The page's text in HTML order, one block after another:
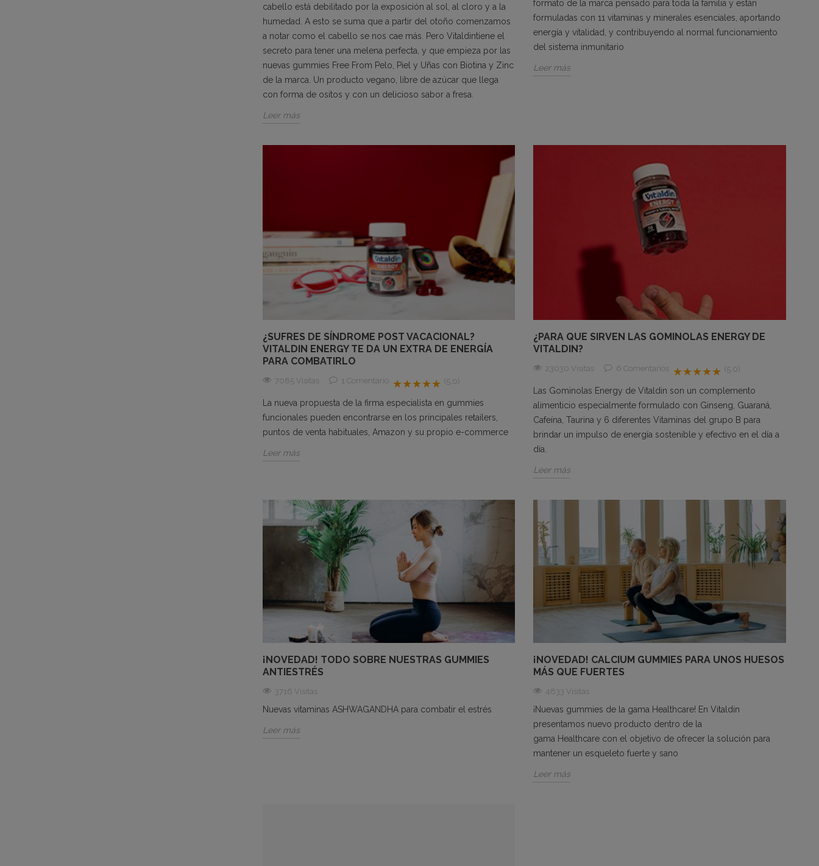
cabello está debilitado por la exposición al sol, al cloro y a la
humedad. A esto se suma que a partir del otoño comenzamos
a notar como el cabello se nos cae más. Pero Vitaldintiene el
secreto para tener una melena perfecta, y que empieza por las
nuevas gummies Free From Pelo, Piel y Uñas con Biotina y Zinc
de la marca. Un producto vegano, libre de azúcar que llega
con forma de ositos y con un delicioso sabor a fresa.
Leer más
formato de la marca pensado para toda la familia y están
formuladas con 11 vitaminas y minerales esenciales, aportando
energía y vitalidad, y contribuyendo al normal funcionamiento
del sistema inmunitario
Leer más
¿SUFRES DE SÍNDROME POST VACACIONAL?
VITALDIN ENERGY TE DA UN EXTRA DE ENERGÍA
PARA COMBATIRLO
7085 Visitas 1 Comentario ★★★★★ (5.0)
La nueva propuesta de la firma especialista en gummies
funcionales pueden encontrarse en los principales retailers,
puntos de venta habituales, Amazon y su propio e-commerce
Leer más
¿PARA QUE SIRVEN LAS GOMINOLAS ENERGY DE
VITALDIN?
23030 Visitas 6 Comentarios ★★★★★ (5.0)
Las Gominolas Energy de Vitaldin son un complemento
alimenticio especialmente formulado con Ginseng, Guaraná,
Cafeína, Taurina y 6 diferentes Vitaminas del grupo B para
brindar un impulso de energía sostenible y efectivo en el día a
día.
Leer más
¡NOVEDAD! TODO SOBRE NUESTRAS GUMMIES
ANTIESTRÉS
3716 Visitas
Nuevas vitaminas ASHWAGANDHA para combatir el estrés
Leer más
¡NOVEDAD! CALCIUM GUMMIES PARA UNOS HUESOS
MÁS QUE FUERTES
4833 Visitas
¡Nuevas gummies de la gama Healthcare! En Vitaldin
presentamos nuevo producto dentro de la
gama Healthcare con el objetivo de ofrecer la solución para
mantener un esqueleto fuerte y sano
Leer más